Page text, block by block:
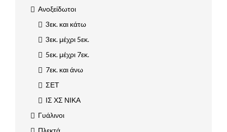
Ανοξείδωτοι
3εκ. και κάτω
3εκ. μέχρι 5εκ.
5εκ. μέχρι 7εκ.
7εκ. και άνω
ΣΕΤ
ΙΣ ΧΣ ΝΙΚΑ
Γυάλινοι
Πλεκτά